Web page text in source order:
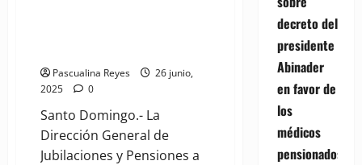
Pascualina Reyes
26 junio,
2025
0
Santo Domingo.- La
Dirección General de
Jubilaciones y Pensiones a
decreto del
presidente
Abinader
en favor de
los
médicos
pensionados